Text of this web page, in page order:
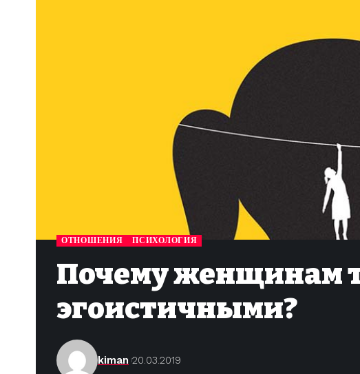
ОТНОШЕНИЯ ПСИХОЛОГИЯ
Почему женщинам
эгоистичными?
kiman 20.03.2019